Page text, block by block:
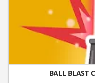
BALL BLAST